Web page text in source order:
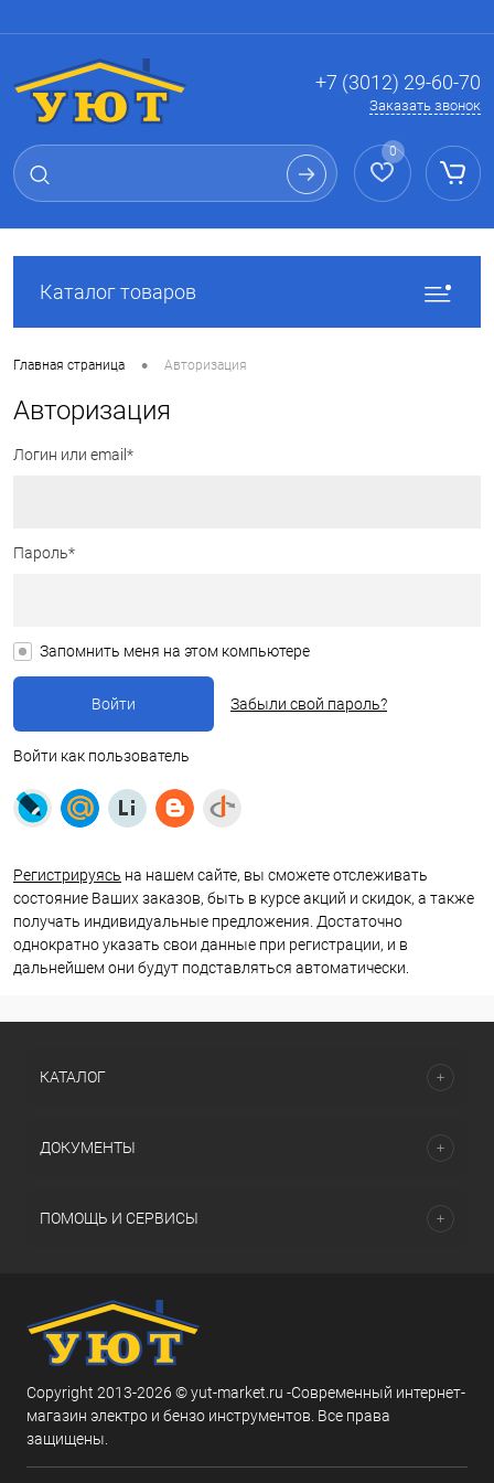
+7 (3012) 29-60-70
Заказать звонок
0
Каталог товаров
Главная страница • Авторизация
Авторизация
Логин или email*
Пароль*
Запомнить меня на этом компьютере
Забыли свой пароль?
Войти как пользователь
Регистрируясь на нашем сайте, вы сможете отслеживать
состояние Ваших заказов, быть в курсе акций и скидок, а также
получать индивидуальные предложения. Достаточно
однократно указать свои данные при регистрации, и в
дальнейшем они будут подставляться автоматически.
КАТАЛОГ
ДОКУМЕНТЫ
ПОМОЩЬ И СЕРВИСЫ
Copyright 2013-2026 © yut-market.ru -Современный интернет-
магазин электро и бензо инструментов. Все права
защищены.